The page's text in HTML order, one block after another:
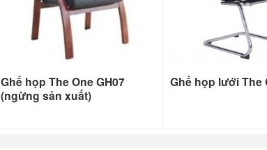
Ghế họp The One GH07
(ngừng sản xuất)
Ghế họp lưới The